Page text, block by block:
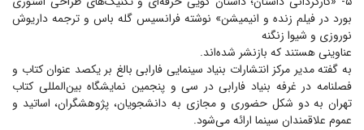
بورد در فیلم زنده و انیمیشن» نوشته فرانسیس گله باس و ترجمه داریوش
نوروزی و شیوا زنگنه
عناوینی هستند که بازنشر شده‌اند.
به گفته مدیر مرکز انتشارات بنیاد سینمایی فارابی بالغ بر یکصد عنوان کتاب و
فصلنامه در غرفه بنیاد فارابی در سی و پنجمین نمایشگاه بین‌المللی کتاب
تهران به دو شکل حضوری و مجازی به دانشجویان، پژوهشگران، اساتید و
عموم علاقمندان سینما ارائه می‌شود.